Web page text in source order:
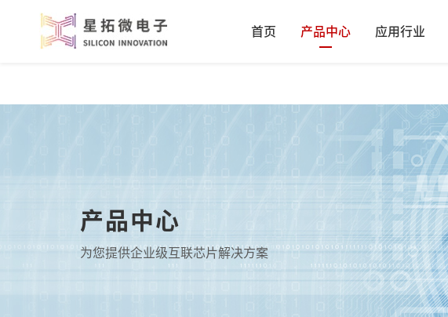
首页 产品中心 应用行业
产品中心
为您提供企业级互联芯片解决方案